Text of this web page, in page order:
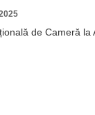
de Cameră la